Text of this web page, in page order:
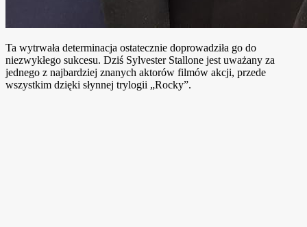
Ta wytrwała determinacja ostatecznie doprowadziła go do
niezwykłego sukcesu. Dziś Sylvester Stallone jest uważany za
jednego z najbardziej znanych aktorów filmów akcji, przede
wszystkim dzięki słynnej trylogii „Rocky”.